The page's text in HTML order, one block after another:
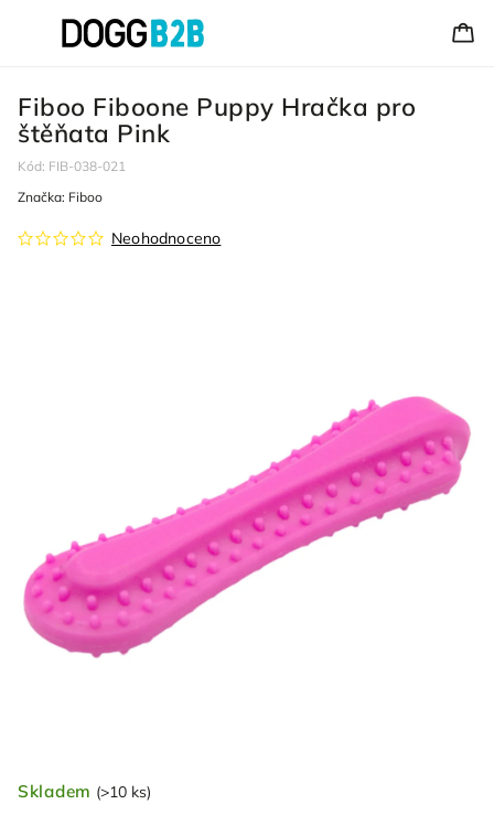
Fiboo Fiboone Puppy Hračka pro
štěňata Pink
Kód: FIB-038-021
Neohodnoceno
Značka: Fiboo
Skladem (>10 ks)